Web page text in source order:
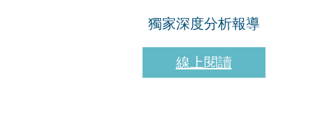
獨家深度分析報導
線上閱讀